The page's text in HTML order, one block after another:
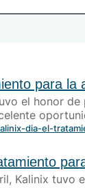
para la
el honor
dia-el-
Kalinix tuvo